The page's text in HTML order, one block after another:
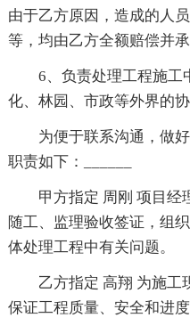
由于乙方原因，造成的人
等，均由乙方全额赔偿并承
6、负责处理工程施工
化、林园、市政等外界的
为便于联系沟通，做
职责如下：______
甲方指定 周刚 项目经
随工、监理验收签证，组
体处理工程中有关问题。
乙方指定 高翔 为施工
保证工程质量、安全和进